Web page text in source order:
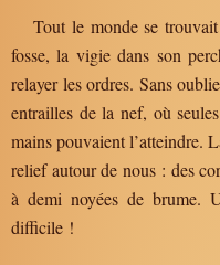
Tout le monde se
fosse, la vigie dans son
relayer les ordres. Sans
entrailles de la nef, où
mains pouvaient l’atteindre.
relief autour de nous : des
à demi noyées de brume.
difficile !